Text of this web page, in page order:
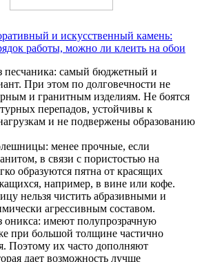
и искусственный камень:
работы, можно ли клеить на обои
самый бюджетный и
При этом по долговечности не
и гранитным изделиям. Не боятся
перепадов, устойчивы к
и не подвержены образованию
менее прочные, если
в связи с пористостью на
образуются пятна от красящих
например, в вине или кофе.
нельзя чистить абразивными и
агрессивным составом.
имеют полупрозрачную
при большой толщине частично
Поэтому их часто дополняют
дает возможность лучше